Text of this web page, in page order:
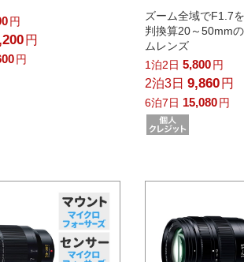
円
円
円
ズーム全域でF1.7
判換算20～50mm
ムレンズ
1泊2日 5,800円
2泊3日 9,860 円
6泊7日 15,080円